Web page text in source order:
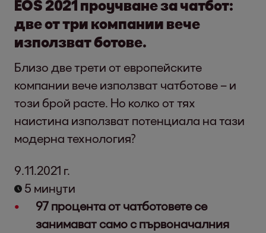
EOS 2021 проучване за чатбот:
две от три компании вече
използват ботове.
Близо две трети от европейските
компании вече използват чатботове – и
този брой расте. Но колко от тях
наистина използват потенциала на тази
модерна технология?
9.11.2021 г.
5 минути
97 процента от чатботовете се
занимават само с първоначалния